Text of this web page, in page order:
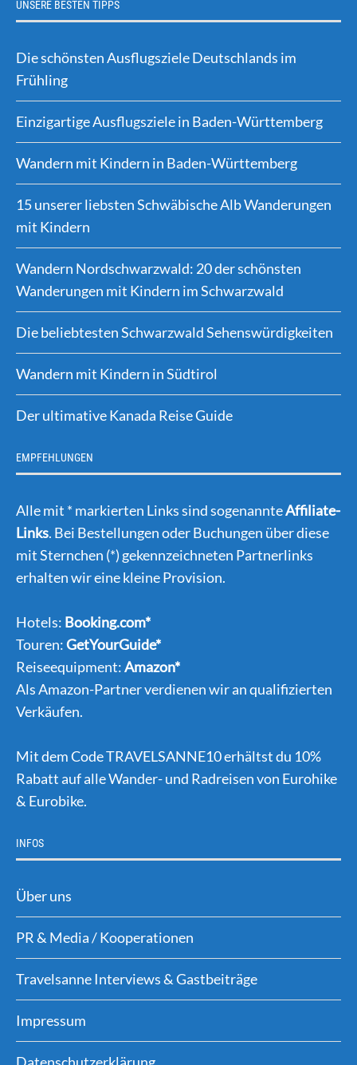
UNSERE BESTEN TIPPS
Die schönsten Ausflugsziele Deutschlands im
Frühling
Einzigartige Ausflugsziele in Baden-Württemberg
Wandern mit Kindern in Baden-Württemberg
15 unserer liebsten Schwäbische Alb Wanderungen
mit Kindern
Wandern Nordschwarzwald: 20 der schönsten
Wanderungen mit Kindern im Schwarzwald
Die beliebtesten Schwarzwald Sehenswürdigkeiten
Wandern mit Kindern in Südtirol
Der ultimative Kanada Reise Guide
EMPFEHLUNGEN
Alle mit * markierten Links sind sogenannteAffiliate-
Links. Bei Bestellungen oder Buchungen über diese
mit Sternchen (*) gekennzeichneten Partnerlinks
erhalten wir eine kleine Provision.
Hotels: Booking.com*
Touren:GetYourGuide*
Reiseequipment:Amazon*
Als Amazon-Partner verdienen wir an qualifizierten
Verkäufen.
Mit dem Code TRAVELSANNE10 erhältst du 10%
Rabatt auf alle Wander- und Radreisen von Eurohike
& Eurobike.
INFOS
Über uns
PR & Media / Kooperationen
Travelsanne Interviews & Gastbeiträge
Impressum
Datenschutzerklärung